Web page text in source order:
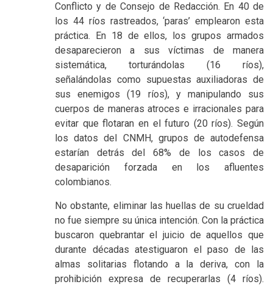
Conflicto y de Consejo de Redacción. En 40 de
los 44 ríos rastreados, ‘paras’ emplearon esta
práctica. En 18 de ellos, los grupos armados
desaparecieron a sus víctimas de manera
sistemática, torturándolas (16 ríos),
señalándolas como supuestas auxiliadoras de
sus enemigos (19 ríos), y manipulando sus
cuerpos de maneras atroces e irracionales para
evitar que flotaran en el futuro (20 ríos). Según
los datos del CNMH, grupos de autodefensa
estarían detrás del 68% de los casos de
desaparición forzada en los afluentes
colombianos.
No obstante, eliminar las huellas de su crueldad
no fue siempre su única intención. Con la práctica
buscaron quebrantar el juicio de aquellos que
durante décadas atestiguaron el paso de las
almas solitarias flotando a la deriva, con la
prohibición expresa de recuperarlas (4 ríos).